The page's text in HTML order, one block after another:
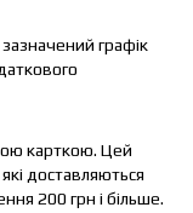
графік
карткою. Цей
доставляються
200 грн і більше.